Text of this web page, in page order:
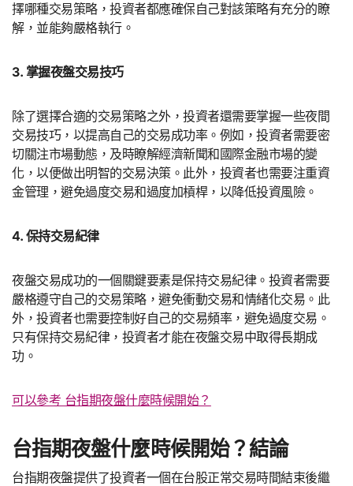
擇哪種交易策略，投資者都應確保自己對該策略有充分的瞭
解，並能夠嚴格執行。
3. 掌握夜盤交易技巧
除了選擇合適的交易策略之外，投資者還需要掌握一些夜間
交易技巧，以提高自己的交易成功率。例如，投資者需要密
切關注市場動態，及時瞭解經濟新聞和國際金融市場的變
化，以便做出明智的交易決策。此外，投資者也需要注重資
金管理，避免過度交易和過度加槓桿，以降低投資風險。
4. 保持交易紀律
夜盤交易成功的一個關鍵要素是保持交易紀律。投資者需要
嚴格遵守自己的交易策略，避免衝動交易和情緒化交易。此
外，投資者也需要控制好自己的交易頻率，避免過度交易。
只有保持交易紀律，投資者才能在夜盤交易中取得長期成
功。
可以參考 台指期夜盤什麼時候開始？
台指期夜盤什麼時候開始？結論
台指期夜盤提供了投資者一個在台股正常交易時間結束後繼